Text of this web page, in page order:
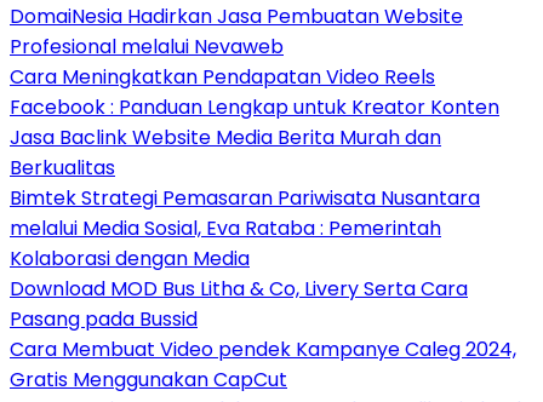
DomaiNesia Hadirkan Jasa Pembuatan Website
Profesional melalui Nevaweb
Cara Meningkatkan Pendapatan Video Reels
Facebook : Panduan Lengkap untuk Kreator Konten
Jasa Baclink Website Media Berita Murah dan
Berkualitas
Bimtek Strategi Pemasaran Pariwisata Nusantara
melalui Media Sosial, Eva Rataba : Pemerintah
Kolaborasi dengan Media
Download MOD Bus Litha & Co, Livery Serta Cara
Pasang pada Bussid
Cara Membuat Video pendek Kampanye Caleg 2024,
Gratis Menggunakan CapCut